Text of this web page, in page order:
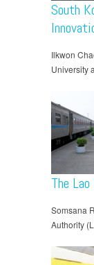
South
Ilkwon
University
The
Somsana
Authority